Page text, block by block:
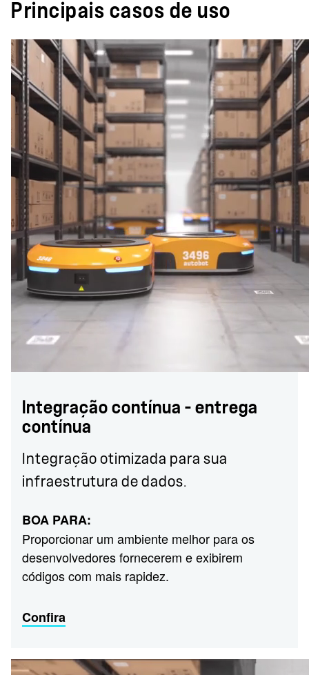
Principais casos de uso
Integração contínua – entrega
contínua
Integração otimizada para sua
infraestrutura de dados.
BOA PARA:
Proporcionar um ambiente melhor para os
desenvolvedores fornecerem e exibirem
códigos com mais rapidez.
Confira